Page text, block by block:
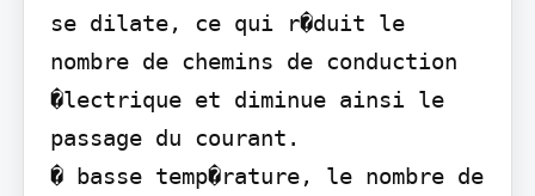
se dilate, ce qui r�duit le
nombre de chemins de conduction
�lectrique et diminue ainsi le
passage du courant.
� basse temp�rature, le nombre de